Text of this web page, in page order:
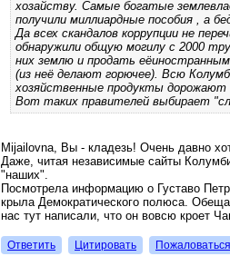
хозайству. Самые богатые
получили миллиардные пособия , а
Да всех скандалов коррупции не
обнаружили общую могилу с 2000
них землю и продать
(из неё делают горючее). Всю
хозяйственные продукты
Вот таких правителей выбирает
Mijailovna, Вы - кладезь! Очень давно
Даже, читая независимые сайты
"наших".
Посмотрела информацию о Густаво
крыла Демократического полюса.
нас тут написали, что он вовсю кроет
Ответить Цитировать Пожаловаться